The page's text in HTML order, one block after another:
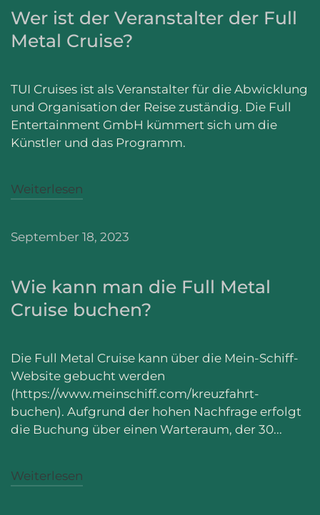
Wer ist der Veranstalter der Full
Metal Cruise?
TUI Cruises ist als Veranstalter für die Abwicklung
und Organisation der Reise zuständig. Die Full
Entertainment GmbH kümmert sich um die
Künstler und das Programm.
Weiterlesen
September 18, 2023
Wie kann man die Full Metal
Cruise buchen?
Die Full Metal Cruise kann über die Mein-Schiff-
Website gebucht werden
(https://www.meinschiff.com/kreuzfahrt-
buchen). Aufgrund der hohen Nachfrage erfolgt
die Buchung über einen Warteraum, der 30...
Weiterlesen